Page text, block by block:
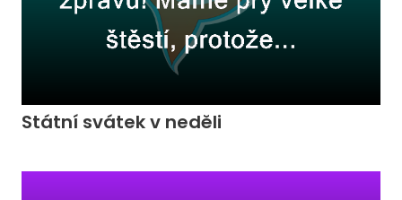
Státní svátek v neděli